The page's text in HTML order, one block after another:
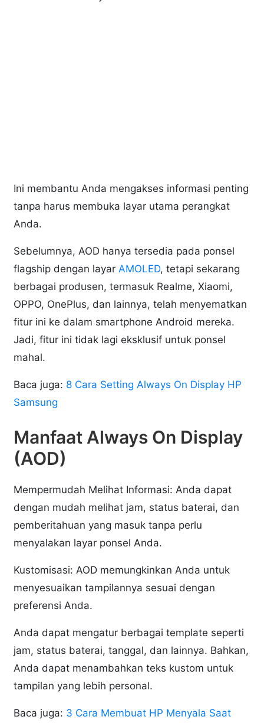
Ini membantu Anda mengakses informasi penting
tanpa harus membuka layar utama perangkat
Anda.
Sebelumnya, AOD hanya tersedia pada ponsel
flagship dengan layarAMOLED, tetapi sekarang
berbagai produsen, termasuk Realme, Xiaomi,
OPPO, OnePlus, dan lainnya, telah menyematkan
fitur ini ke dalam smartphone Android mereka.
Jadi, fitur ini tidak lagi eksklusif untuk ponsel
mahal.
Baca juga: 8 Cara Setting Always On Display HP
Samsung
Manfaat Always On Display
(AOD)
Mempermudah Melihat Informasi: Anda dapat
dengan mudah melihat jam, status baterai, dan
pemberitahuan yang masuk tanpa perlu
menyalakan layar ponsel Anda.
Kustomisasi: AOD memungkinkan Anda untuk
menyesuaikan tampilannya sesuai dengan
preferensi Anda.
Anda dapat mengatur berbagai template seperti
jam, status baterai, tanggal, dan lainnya. Bahkan,
Anda dapat menambahkan teks kustom untuk
tampilan yang lebih personal.
Baca juga: 3 Cara Membuat HP Menyala Saat